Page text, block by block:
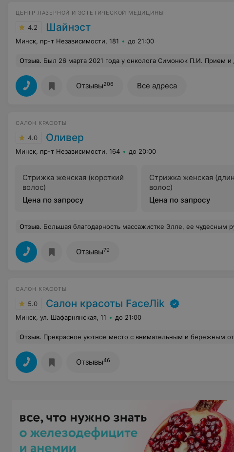
ЦЕНТР ЛАЗЕРНОЙ И ЭСТЕТИЧЕСКОЙ МЕДИЦИНЫ
4.2 Шайнэст
Минск, пр-т Независимости, 181 до 21:00
Отзыв. Был 26 марта 2021 года у онколога Симонюк П.И. Прием и дерматоскопия длились минут 5-7. Пришел, чтобы узнать о невусе, который начел зудеть и удалить (беспокоился, что это может быть меланома). Врач сказал, что это, возможно, меланома, браться он за меня не будет и ему нужно заключение другого врача из гос.организации, чтоб уточнить диагноз. Итог: в рекомендациях только одна строчка с перечислением организаций, где получить консультацию и точно такое же предположение, которое возникло бы у любого человека, даже далекого от медицины (возможно, меланома). Прием прошел безрезультатно. Пришел в частную организацию, чтоб не идти в
Отзывы206 Все адреса
САЛОН КРАСОТЫ
4.0 Оливер
Минск, пр-т Независимости, 164 до 20:00
Стрижка женская (короткий
волос)
Цена по запросу
Стрижка женская
волос)
Цена по запросу
Отзыв. Большая благодарность массажистке Элле, ее чудесным
Отзывы79
САЛОН КРАСОТЫ
5.0 Салон красоты FaceЛik
Минск, ул. Шафарнянская, 11 до 21:00
Отзыв. Прекрасное уютное место с внимательным и бережным отношением. С благодарностью за
Отзывы46